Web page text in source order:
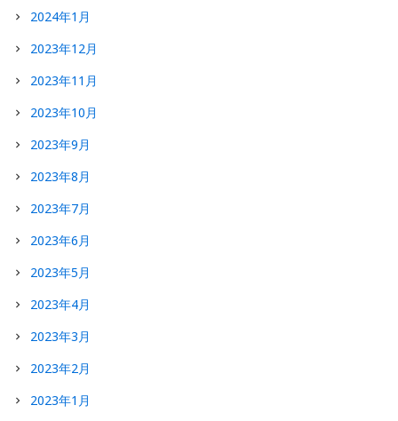
2024年1月
2023年12月
2023年11月
2023年10月
2023年9月
2023年8月
2023年7月
2023年6月
2023年5月
2023年4月
2023年3月
2023年2月
2023年1月